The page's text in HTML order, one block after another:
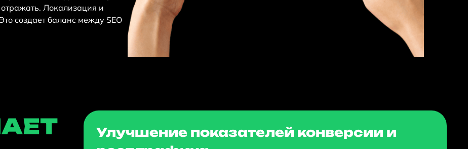
Локализация и
создает баланс между SEO
Улучшение показателей конверсии и